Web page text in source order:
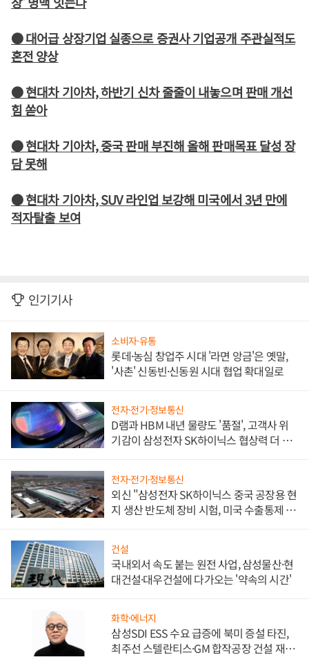
● 대어급 상장기업 실종으로 증권사 기업공개 주관실적도
혼전 양상
● 현대차 기아차, 하반기 신차 줄줄이 내놓으며 판매 개선
힘 쏟아
● 현대차 기아차, 중국 판매 부진해 올해 판매목표 달성 장
담 못해
● 현대차 기아차, SUV 라인업 보강해 미국에서 3년 만에
적자탈출 보여
인기기사
소비자·유통
롯데·농심 창업주 시대 '라면 앙금'은 옛말,
'사촌' 신동빈·신동원 시대 협업 확대일로
전자·전기·정보통신
D램과 HBM 내년 물량도 '품절', 고객사 위
기감이 삼성전자 SK하이닉스 협상력 더 키
전자·전기·정보통신
외신 "삼성전자 SK하이닉스 중국 공장용 현
지 생산 반도체 장비 시험, 미국 수출통제 대
건설
국내외서 속도 붙는 원전 사업, 삼성물산·현
대건설·대우건설에 다가오는 '약속의 시간'
화학·에너지
삼성SDI ESS 수요 급증에 북미 증설 타진,
최주선 스텔란티스·GM 합작공장 건설 재추